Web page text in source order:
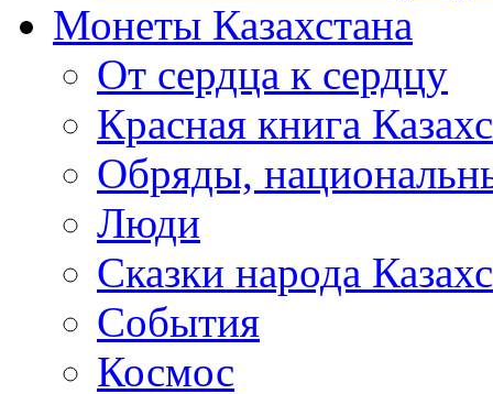
Монеты Казахстана
От сердца к сердцу
Красная книга
Обряды,
Люди
Сказки народа
События
Космос